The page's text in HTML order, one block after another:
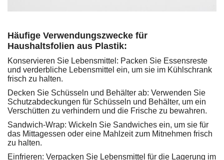
Häufige Verwendungszwecke für
Haushaltsfolien aus Plastik:
Konservieren Sie Lebensmittel: Packen Sie Essensreste
und verderbliche Lebensmittel ein, um sie im Kühlschrank
frisch zu halten.
Decken Sie Schüsseln und Behälter ab: Verwenden Sie
Schutzabdeckungen für Schüsseln und Behälter, um ein
Verschütten zu verhindern und die Frische zu bewahren.
Sandwich-Wrap: Wickeln Sie Sandwiches ein, um sie für
das Mittagessen oder eine Mahlzeit zum Mitnehmen frisch
zu halten.
Einfrieren: Verpacken Sie Lebensmittel für die Lagerung im